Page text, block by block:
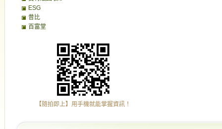
ESG
昔比
百富堂
【隨拍即上】用手機就能掌握資訊！